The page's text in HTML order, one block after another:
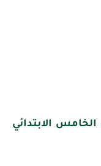
الابتدائي